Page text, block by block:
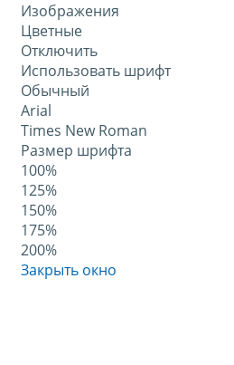
Изображения
Цветные
Отключить
Использовать шрифт
Обычный
Arial
Times New Roman
Размер шрифта
100%
125%
150%
175%
200%
Закрыть окно